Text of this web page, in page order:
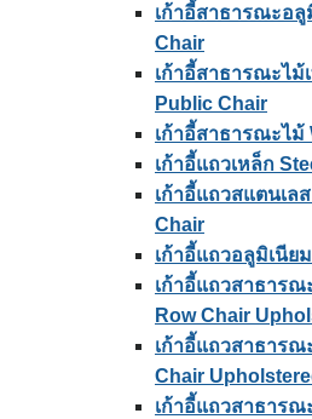
เก้าอี้สาธารณะอ
Chair
เก้าอี้สาธารณะไม้
Public Chair
เก้าอี้สาธารณะไม้
เก้าอี้แถวเหล็ก
เก้าอี้แถวสแตนเล
Chair
เก้าอี้แถวอลูมิเนีย
เก้าอี้แถวสาธารณ
Row Chair
เก้าอี้แถวสาธารณ
Chair
เก้าอี้แถวสาธาร